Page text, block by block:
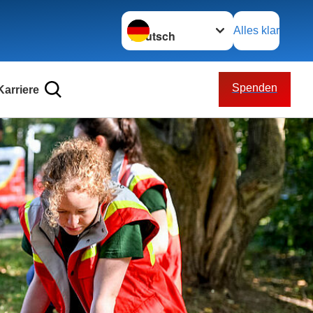
Sprache wechseln zu
Alles klar
Spenden